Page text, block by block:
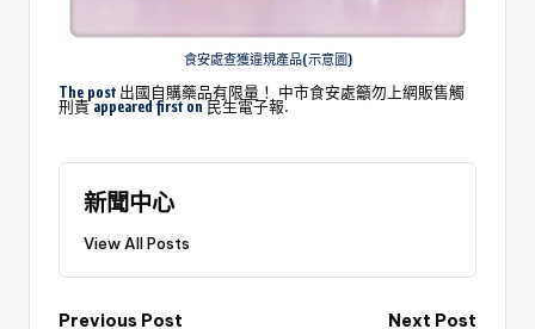
食安處查獲違規產品(示意圖)
The post 出國自購藥品有限量！ 中市食安處籲勿上網販售觸
刑責appeared first on民生電子報.
新聞中心
View All Posts
Previous Post Next Post